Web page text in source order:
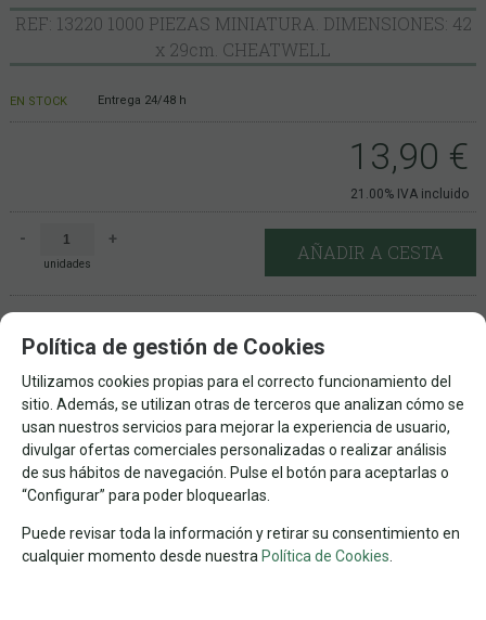
REF: 13220 1000 PIEZAS MINIATURA. DIMENSIONES: 42
x 29cm. CHEATWELL
EN STOCK Entrega 24/48 h
13,90 €
21.00% IVA incluido
-
unidades
+
AÑADIR A CESTA
SERIES ESPECIALES MINIATURA DIMENSIONES
FAMILIAS RELACIONADAS
PUZZLES POR MARCAS
PUZZLES POR Nº DE PIEZAS
PUZZLES DE PAISAJES PUZZLES ESPECIALES 1.000 PZAS
LUGARES EMBLEMATICOS LUGARES BELLOS
PAISAJES POR Nº DE PIEZAS MINIATURA VARIOS PAISES
1.000 PZAS PAISAJES PUZZLES
Política de gestión de Cookies
Utilizamos cookies propias para el correcto funcionamiento del
sitio. Además, se utilizan otras de terceros que analizan cómo se
usan nuestros servicios para mejorar la experiencia de usuario,
divulgar ofertas comerciales personalizadas o realizar análisis
de sus hábitos de navegación. Pulse el botón para aceptarlas o
“Configurar” para poder bloquearlas.
Puede revisar toda la información y retirar su consentimiento en
cualquier momento desde nuestra Política de Cookies